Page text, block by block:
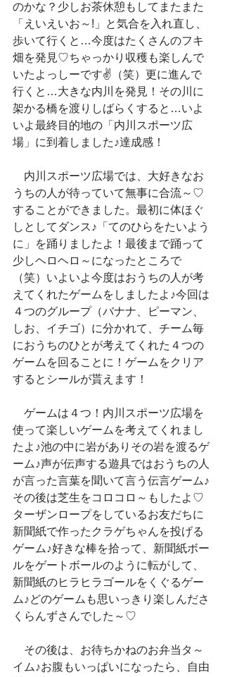
のかな？少しお茶休憩もしてまたまた
「えいえいお～!」と気合を入れ直し、
歩いて行くと…今度はたくさんのフキ
畑を発見♡ちゃっかり収穫も楽しんで
いたよっしーです✌（笑）更に進んで
行くと…大きな内川を発見！その川に
架かる橋を渡りしばらくすると…いよ
いよ最終目的地の「内川スポーツ広
場」に到着しました♪達成感！
内川スポーツ広場では、大好きなお
うちの人が待っていて無事に合流～♡
することができました。最初に体ほぐ
しとしてダンス♪「てのひらをたいよう
に」を踊りましたよ！最後まで踊って
少しヘロヘロ～になったところで
（笑）いよいよ今度はおうちの人が考
えてくれたゲームをしましたよ♪今回は
４つのグループ（バナナ、ピーマン、
しお、イチゴ）に分かれて、チーム毎
におうちのひとが考えてくれた４つの
ゲームを回ることに！ゲームをクリア
するとシールが貰えます！
ゲームは４つ！内川スポーツ広場を
使って楽しいゲームを考えてくれまし
たよ♪池の中に岩がありその岩を渡るゲ
ーム♪声が伝声する遊具ではおうちの人
が言った言葉を聞いて言う伝言ゲーム♪
その後は芝生をコロコロ～もしたよ♡
ターザンロープをしているお友だちに
新聞紙で作ったクラゲちゃんを投げる
ゲーム♪好きな棒を拾って、新聞紙ボー
ルをゲートボールのように転がして、
新聞紙のヒラヒラゴールをくぐるゲー
ム♪どのゲームも思いっきり楽しんださ
くらんずさんでした～♡
その後は、お待ちかねのお弁当タ～
イム♪お腹もいっぱいになったら、自由